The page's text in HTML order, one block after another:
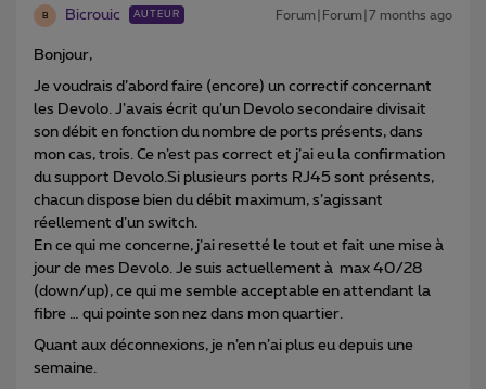
B Bicrouic AUTEUR Forum|Forum|7 months ago
Bonjour,
Je voudrais d’abord faire (encore) un correctif concernant
les Devolo. J’avais écrit qu’un Devolo secondaire divisait
son débit en fonction du nombre de ports présents, dans
mon cas, trois. Ce n’est pas correct et j’ai eu la confirmation
du support Devolo.Si plusieurs ports RJ45 sont présents,
chacun dispose bien du débit maximum, s’agissant
réellement d’un switch.
En ce qui me concerne, j’ai resetté le tout et fait une mise à
jour de mes Devolo. Je suis actuellement à max 40/28
(down/up), ce qui me semble acceptable en attendant la
fibre … qui pointe son nez dans mon quartier.
Quant aux déconnexions, je n’en n’ai plus eu depuis une
semaine.